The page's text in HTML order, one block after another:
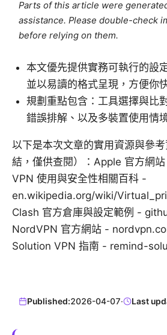
Parts of this article were
assistance. Please double-check
before relying on them.
本文優先提供實務可執行的設
並以易讀的格式呈現，方便你
規劃重點包含：工具選擇與比
錯誤排解、以及多裝置使用情
以下是本次文章的實用資源與參
結，僅供查閱）：Apple 官方網
VPN 使用與安全性相關百科 -
en.wikipedia.org/wiki/
Clash 官方倉庫與設定範例 -
NordVPN 官方網站 -
Solution VPN 指南 - remind-
Published:2026-04-07· Last